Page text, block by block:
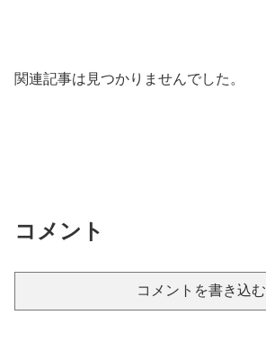
関連記事は見つかりませんでした。
コメント
コメントを書き込む